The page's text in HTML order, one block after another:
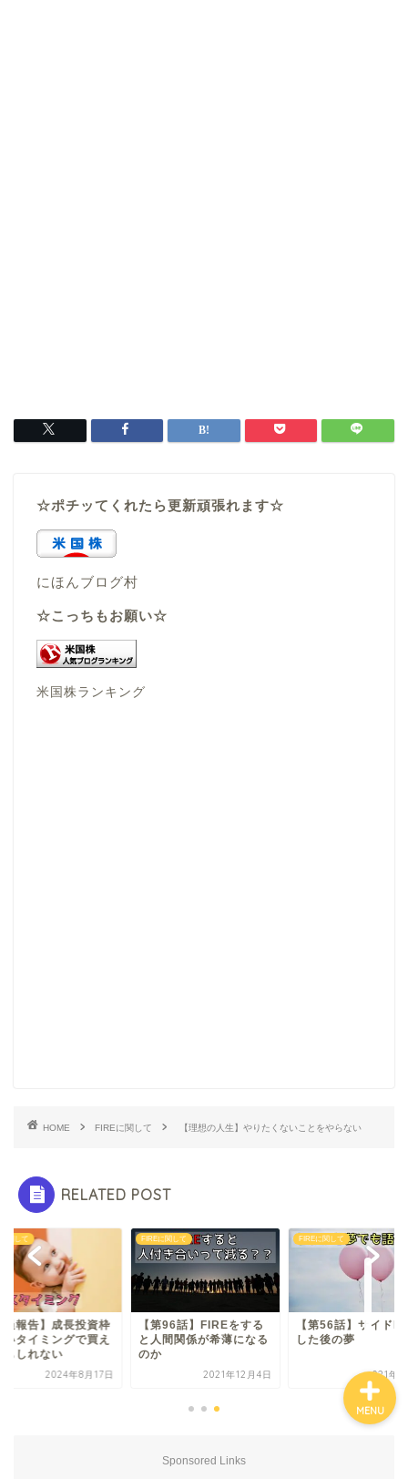
☆ポチッてくれたら更新頑張れます☆
にほんブログ村
☆こっちもお願い☆
米国株ランキング
HOME FIREに関して 【理想の人生】やりたくないことをやらない
RELATED POST
関して
過報告】成長投資枠
いタイミングで買え
もしれない
2024年8月17日
FIREに関して
【第96話】FIREをする
と人間関係が希薄になる
のか
2021年12月4日
FIREに関して
【第56話】サイド
した後の夢
2021年8
Sponsored Links
MENU
ホーム
資産報告
支出報告